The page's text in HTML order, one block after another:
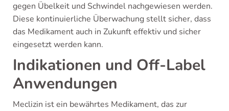
gegen Übelkeit und Schwindel nachgewiesen werden.
Diese kontinuierliche Überwachung stellt sicher, dass
das Medikament auch in Zukunft effektiv und sicher
eingesetzt werden kann.
Indikationen und Off-Label
Anwendungen
Meclizin ist ein bewährtes Medikament, das zur